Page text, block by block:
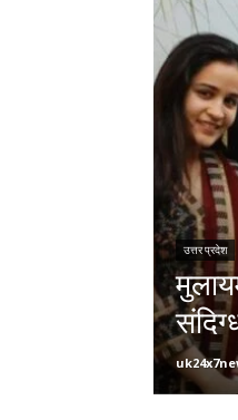
उत्तर प्रदेश